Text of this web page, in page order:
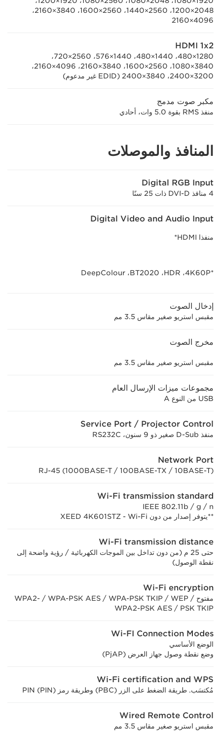
‏2048×1200، ‏2560×1440، ‏2560×1600، ‏3840×2160،
HDMI 1x2
1280×480، 1440×480، ‏1440×576، ‏2560×720،
‏3840×1080، ‏2560×1600، ‏3840×2160، ‏4096×2160،
3200×2400
، 3840×2400 (EDID غير مدعوم)
مكبر صوت مدمج
منفذ RMS بقوة 5.0 وات، أحادي
المنافذ والموصلات
Digital RGB Input
4 منافذ DVI-D ذات 25 سنًا
Digital Video and Audio Input
منفذا HDMI*
*4K60P، ‏HDR، ‏BT2020، ‏DeepColour
إدخال الصوت
مقبس استريو صغير مقاس 3.5 مم
مخرج الصوت
مقبس استريو صغير مقاس 3.5 مم
مجموعات ميزات الإرسال العام
USB من النوع A
Service Port / Projector Control
منفذ D-Sub صغير ذو 9 سنون، RS232C
Network Port
RJ-45 (1000BASE-T / 100BASE-TX / 10BASE-T)
Wi-Fi transmission standard
IEEE 802.11b / g / n
**يتوفر إصدار من دون Wi-Fi ‏- XEED 4K601STZ
Wi-Fi transmission distance
حتى 25 م (من دون تداخل بين الموجات الكهربائية / رؤية واضحة إلى
نقطة الوصول)
Wi-Fi encryption
مفتوح / ‏WEP / ‏WPA-PSK TKIP / ‏WPA-PSK AES / ‏WPA2-
PSK TKIP / ‏WPA2-PSK AES
Wi-FI Connection Modes
الوضع الأساسي
وضع نقطة وصول جهاز العرض (PjAP)
Wi-Fi certification and WPS
مُكتسَب. طريقة الضغط على الزر (PBC) وطريقة رمز PIN (PIN)
Wired Remote Control
مقبس استريو صغير مقاس 3.5 مم